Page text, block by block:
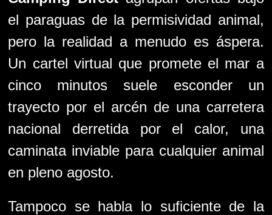
el paraguas de la permisividad animal,
pero la realidad a menudo es áspera.
Un cartel virtual que promete el mar a
cinco minutos suele esconder un
trayecto por el arcén de una carretera
nacional derretida por el calor, una
caminata inviable para cualquier animal
en pleno agosto.
Tampoco se habla lo suficiente de la